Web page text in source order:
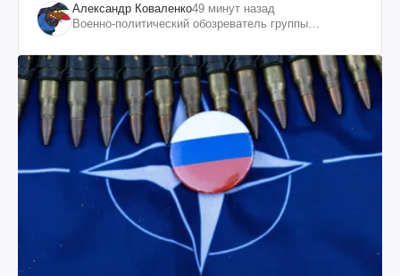
как это удалось
Александр Коваленко49 минут назад
Военно-политический обозреватель группы